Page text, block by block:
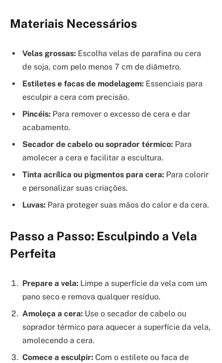
Materiais Necessários
Velas grossas: Escolha velas de parafina ou cera
de soja, com pelo menos 7 cm de diâmetro.
Estiletes e facas de modelagem: Essenciais para
esculpir a cera com precisão.
Pincéis: Para remover o excesso de cera e dar
acabamento.
Secador de cabelo ou soprador térmico: Para
amolecer a cera e facilitar a escultura.
Tinta acrílica ou pigmentos para cera: Para colorir
e personalizar suas criações.
Luvas: Para proteger suas mãos do calor e da cera.
Passo a Passo: Esculpindo a Vela
Perfeita
Prepare a vela: Limpe a superfície da vela com um
pano seco e remova qualquer resíduo.
Amoleça a cera: Use o secador de cabelo ou
soprador térmico para aquecer a superfície da vela,
amolecendo a cera.
Comece a esculpir: Com o estilete ou faca de